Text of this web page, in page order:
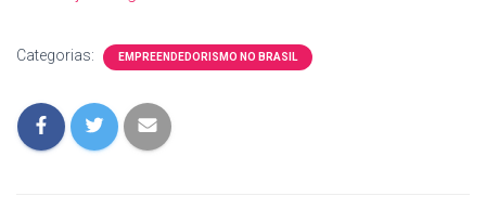
Categorias: EMPREENDEDORISMO NO BRASIL